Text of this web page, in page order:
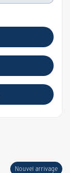
Nouvel arrivage